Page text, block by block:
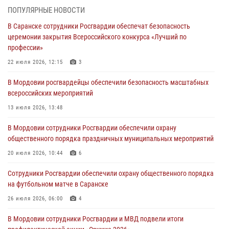
05 августа 2026, 09:04 4
Помощь из Мордовии защитникам Отечества: центр лицензионно-
разрешительной работы передал очередную партию вооружения в
зону СВО
04 августа 2026, 11:13
Сотрудники Росгвардии Мордовии стали призерами
республиканских соревнований по служебному шестиборью
04 августа 2026, 08:27
В Саранске росгвардейцы пресекли нарушение правопорядка:
«отдых» на лавочке закончился в отделе полиции
04 августа 2026, 07:06
В Саранске сотрудники Росгвардии задержали гражданина за
нанесение побоев
03 августа 2026, 08:58
ПОПУЛЯРНЫЕ НОВОСТИ
В Саранске сотрудники Росгвардии обеспечат безопасность
церемонии закрытия Всероссийского конкурса «Лучший по
профессии»
22 июля 2026, 12:15 3
В Мордовии росгвардейцы обеспечили безопасность масштабных
всероссийских мероприятий
13 июля 2026, 13:48
В Мордовии сотрудники Росгвардии обеспечили охрану
общественного порядка праздничных муниципальных мероприятий
20 июля 2026, 10:44 6
Сотрудники Росгвардии обеспечили охрану общественного порядка
на футбольном матче в Саранске
26 июля 2026, 06:00 4
В Мордовии сотрудники Росгвардии и МВД подвели итоги